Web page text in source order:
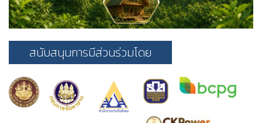
สนับสนุนการมีส่วนร่วมโดย